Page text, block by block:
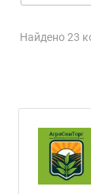
Найдено 23